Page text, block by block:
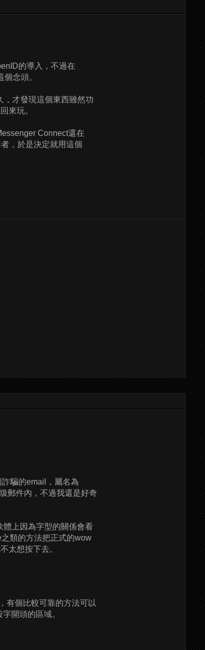
的導入，不過在
念頭。
，才發現這個東西雖然功
來玩。
Connect還在
，於是決定就用這個
騙的email，屬名為
郵件內，不過我還是好奇
體上因為字型的關係會看
類的方法把正式的wow
太想按下去。
有個比較可靠的方法可以
開頭的區域。